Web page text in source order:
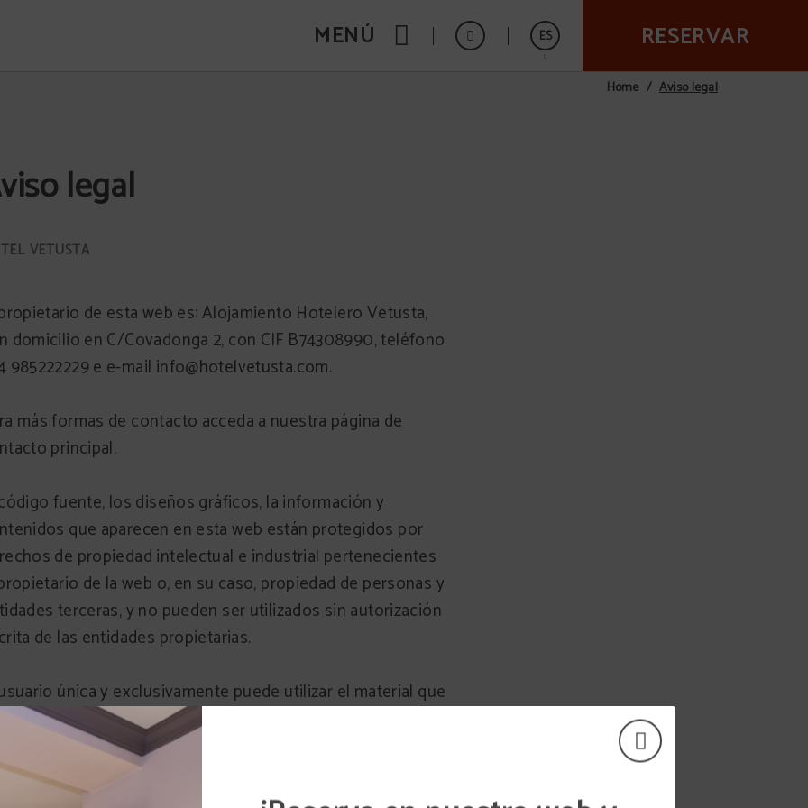
MENÚ ES RESERVAR
Home Aviso legal
legal
de esta web es: Alojamiento Hotelero Vetusta,
domicilio en C/Covadonga 2, con CIF B74308990, teléfono
985222229 e e-mail info@hotelvetusta.com.
más formas de contacto acceda a nuestra página de
principal.
fuente, los diseños gráficos, la información y
que aparecen en esta web están protegidos por
de propiedad intelectual e industrial pertenecientes
de la web o, en su caso, propiedad de personas y
terceras, y no pueden ser utilizados sin autorización
de las entidades propietarias.
única y exclusivamente puede utilizar el material que
aparezca para su uso personal y privado, siempre que
todos los derechos de propiedad intelectual,
industrial y demás derechos de propiedad,
por tanto, terminantemente prohibida su